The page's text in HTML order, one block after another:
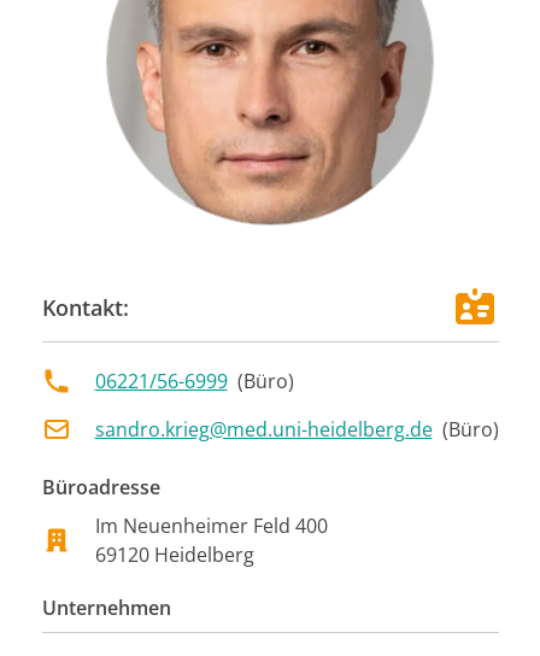
Kontakt:
06221/56-6999 (Büro)
sandro.krieg@med.uni-heidelberg.de (Büro)
Büroadresse
Im Neuenheimer Feld 400
69120 Heidelberg
Unternehmen